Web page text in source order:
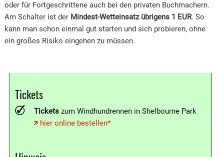
oder für Fortgeschrittene auch bei den privaten Buchmachern.
Am Schalter ist der Mindest-Wetteinsatz übrigens 1 EUR. So
kann man schon einmal gut starten und sich probieren, ohne
ein großes Risiko eingehen zu müssen.
Tickets
Tickets zum Windhundrennen in Shelbourne Park
hier online bestellen*